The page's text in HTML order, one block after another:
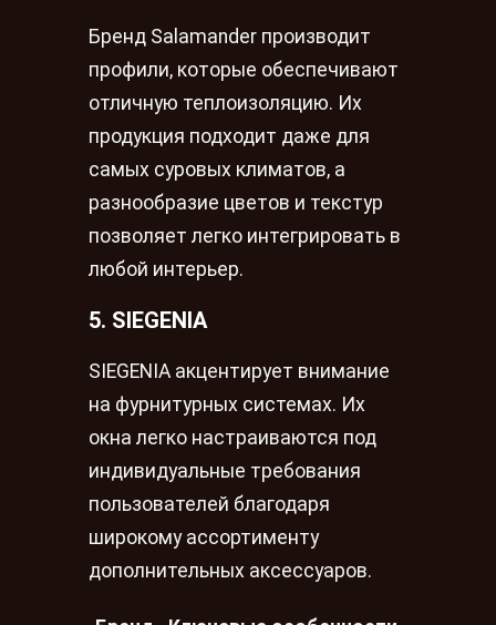
Бренд Salamander производит
профили, которые обеспечивают
отличную теплоизоляцию. Их
продукция подходит даже для
самых суровых климатов, а
разнообразие цветов и текстур
позволяет легко интегрировать в
любой интерьер.
5. SIEGENIA
SIEGENIA акцентирует внимание
на фурнитурных системах. Их
окна легко настраиваются под
индивидуальные требования
пользователей благодаря
широкому ассортименту
дополнительных аксессуаров.